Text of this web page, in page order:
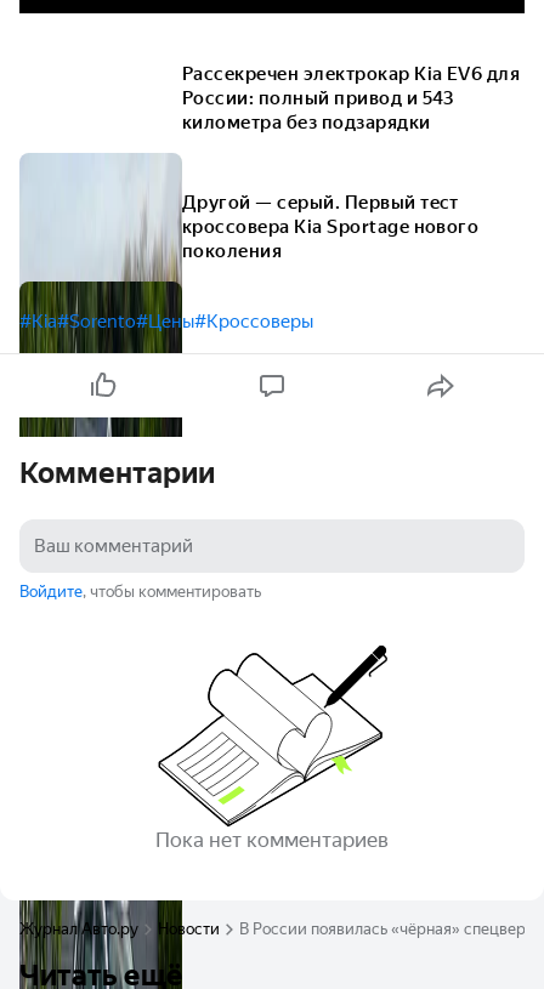
Рассекречен электрокар Kia EV6 для
России: полный привод и 543
километра без подзарядки
Другой — серый. Первый тест
кроссовера Kia Sportage нового
поколения
#Kia#Sorento#Цены#Кроссоверы
Комментарии
Войдите, чтобы комментировать
Пока нет комментариев
Журнал Авто.ру Новости В России появилась «чёрная»
Читать ещё